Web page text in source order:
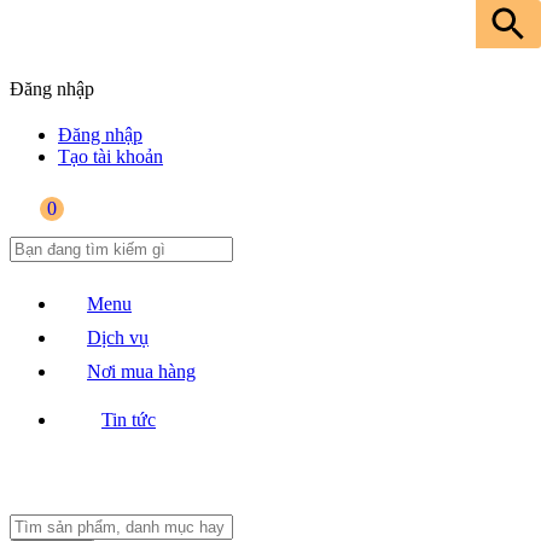
Đăng nhập
Đăng nhập
Tạo tài khoản
0
Menu
Dịch vụ
Nơi mua hàng
Tin tức